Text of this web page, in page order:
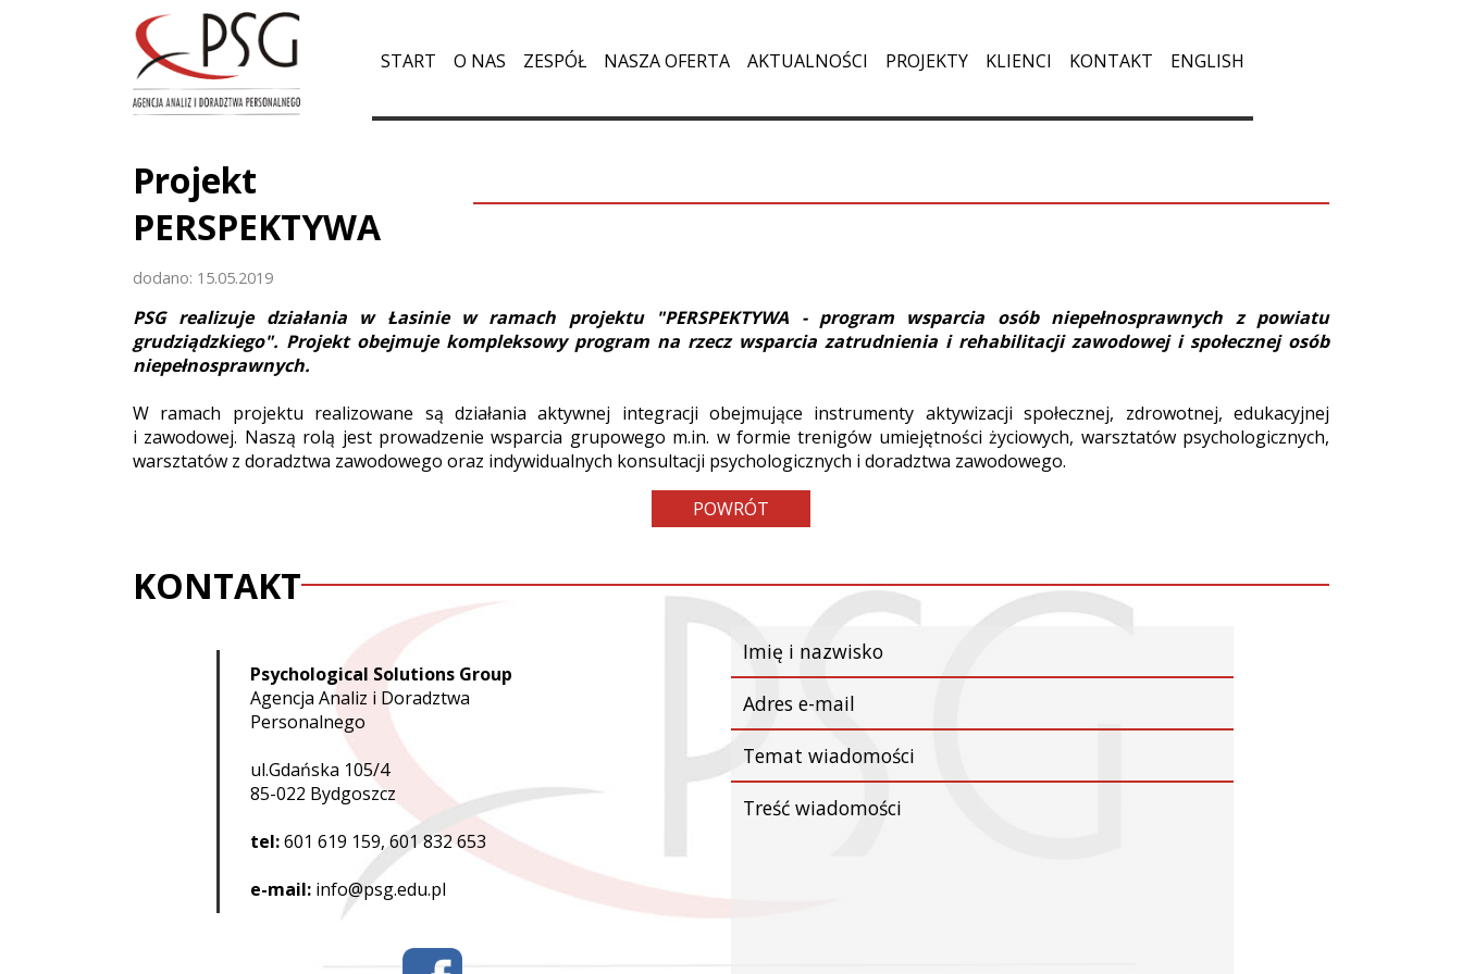
START O NAS ZESPÓŁ NASZA OFERTA AKTUALNOŚCI PROJEKTY KLIENCI KONTAKT ENGLISH
Projekt
PERSPEKTYWA
dodano: 15.05.2019
PSG realizuje działania w Łasinie w ramach projektu "PERSPEKTYWA - program wsparcia osób niepełnosprawnych z powiatu
grudziądzkiego". Projekt obejmuje kompleksowy program na rzecz wsparcia zatrudnienia i rehabilitacji zawodowej i społecznej osób
niepełnosprawnych.
W ramach projektu realizowane są działania aktywnej integracji obejmujące instrumenty aktywizacji społecznej, zdrowotnej, edukacyjnej
i zawodowej. Naszą rolą jest prowadzenie wsparcia grupowego m.in. w formie trenigów umiejętności życiowych, warsztatów psychologicznych,
warsztatów z doradztwa zawodowego oraz indywidualnych konsultacji psychologicznych i doradztwa zawodowego.
POWRÓT
KONTAKT
Psychological Solutions Group
Agencja Analiz i Doradztwa
Personalnego
ul.Gdańska 105/4
85-022 Bydgoszcz
tel:601 619 159, 601 832 653
e-mail:info@psg.edu.pl